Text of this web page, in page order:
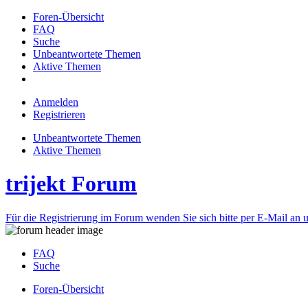
Foren-Übersicht
FAQ
Suche
Unbeantwortete Themen
Aktive Themen
Anmelden
Registrieren
Unbeantwortete Themen
Aktive Themen
trijekt Forum
Für die Registrierung im Forum wenden Sie sich bitte per E-Mail an
FAQ
Suche
Foren-Übersicht